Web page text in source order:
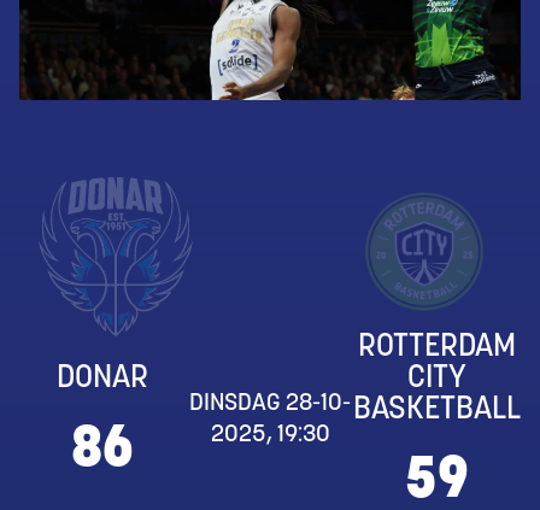
DONAR
86
DINSDAG 28-10-
2025, 19:30
ROTTERDAM
CITY
BASKETBALL
59